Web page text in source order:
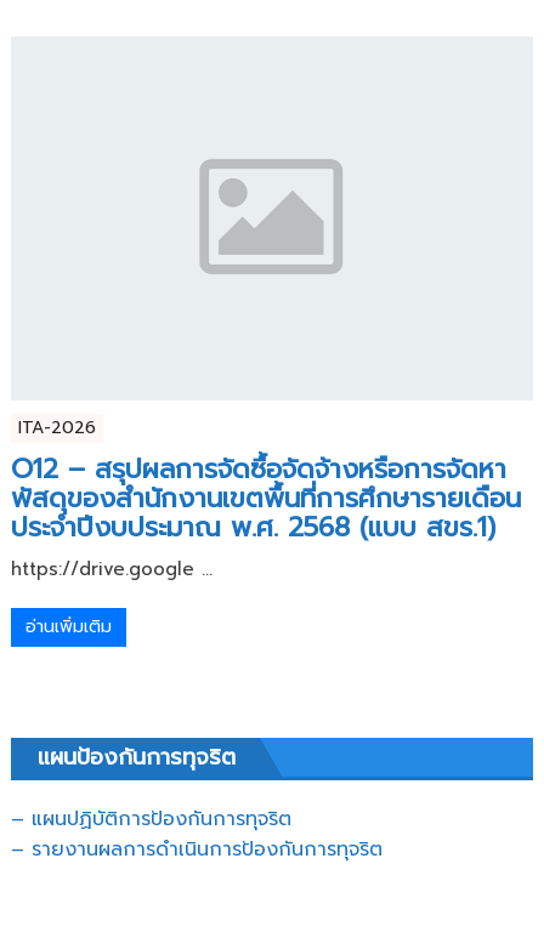
ITA-2026
O12 – สรุปผลการจัดซื้อจัดจ้างหรือการจัดหา
พัสดุของสำนักงานเขตพื้นที่การศึกษารายเดือน
ประจำปีงบประมาณ พ.ศ. 2568 (แบบ สขร.1)
https://drive.google ...
อ่านเพิ่มเติม
แผนป้องกันการทุจริต
– แผนปฏิบัติการป้องกันการทุจริต
– รายงานผลการดำเนินการป้องกันการทุจริต